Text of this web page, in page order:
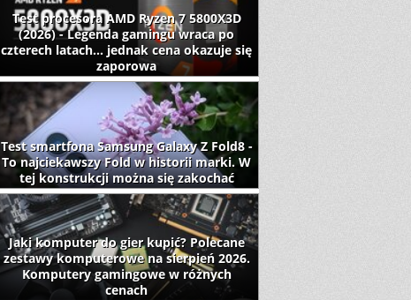
Test procesora AMD Ryzen 7 5800X3D
(2026) - Legenda gamingu wraca po
czterech latach... jednak cena okazuje się
zaporowa
Test smartfona Samsung Galaxy Z Fold8 -
To najciekawszy Fold w historii marki. W
tej konstrukcji można się zakochać
Jaki komputer do gier kupić? Polecane
zestawy komputerowe na sierpień 2026.
Komputery gamingowe w różnych
cenach